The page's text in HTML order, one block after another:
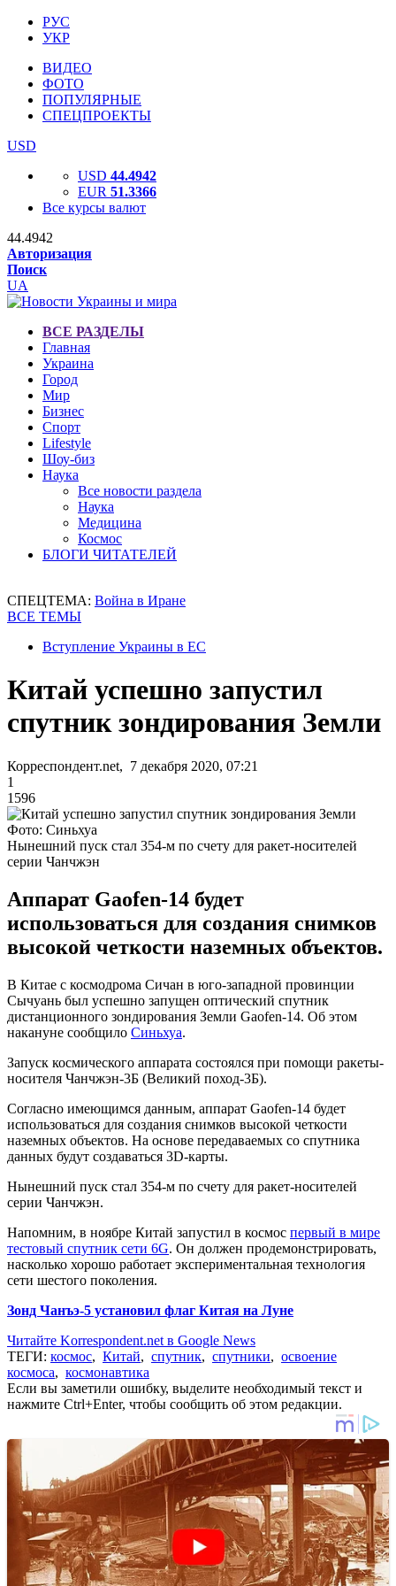
РУС
УКР
ВИДЕО
ФОТО
ПОПУЛЯРНЫЕ
СПЕЦПРОЕКТЫ
USD
USD 44.4942
EUR 51.3366
Все курсы валют
44.4942
Авторизация
Поиск
UA
ВСЕ РАЗДЕЛЫ
Главная
Украина
Город
Мир
Бизнес
Спорт
Lifestyle
Шоу-биз
Наука
Все новости раздела
Наука
Медицина
Космос
БЛОГИ ЧИТАТЕЛЕЙ
СПЕЦТЕМА: Война в Иране
ВСЕ ТЕМЫ
Вступление Украины в ЕС
Китай успешно запустил
спутник зондирования Земли
Корреспондент.net, 7 декабря 2020, 07:21
1
1596
Фото: Синьхуа
Нынешний пуск стал 354-м по счету для ракет-носителей
серии Чанчжэн
Аппарат Gaofen-14 будет
использоваться для создания снимков
высокой четкости наземных объектов.
В Китае с космодрома Сичан в юго-западной провинции
Сычуань был успешно запущен оптический спутник
дистанционного зондирования Земли Gaofen-14. Об этом
накануне сообщило Синьхуа.
Запуск космического аппарата состоялся при помощи ракеты-
носителя Чанчжэн-3Б (Великий поход-3Б).
Согласно имеющимся данным, аппарат Gaofen-14 будет
использоваться для создания снимков высокой четкости
наземных объектов. На основе передаваемых со спутника
данных будут создаваться 3D-карты.
Нынешний пуск стал 354-м по счету для ракет-носителей
серии Чанчжэн.
Напомним, в ноябре Китай запустил в космос первый в мире
тестовый спутник сети 6G. Он должен продемонстрировать,
насколько хорошо работает экспериментальная технология
сети шестого поколения.
Зонд Чанъэ-5 установил флаг Китая на Луне
Читайте Korrespondent.net в Google News
ТЕГИ: космос, Китай, спутник, спутники, освоение
космоса, космонавтика
Если вы заметили ошибку, выделите необходимый текст и
нажмите Ctrl+Enter, чтобы сообщить об этом редакции.